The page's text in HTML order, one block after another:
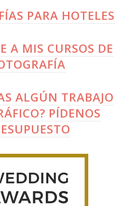
PARA HOTELES
A MIS CURSOS DE
ALGÚN TRABAJO
PÍDENOS